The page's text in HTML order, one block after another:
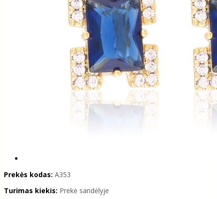
Prekės kodas: A353
Turimas kiekis: Prekė sandėlyje